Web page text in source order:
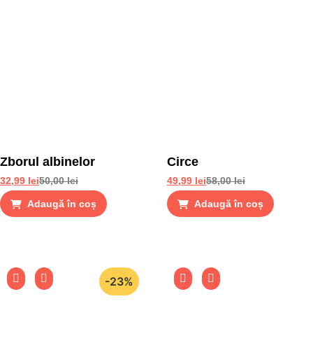
Zborul albinelor
50,00lei
32,99 lei
Adaugă în coș
Circe
58,00lei
49,99 lei
Adaugă în coș
-23%